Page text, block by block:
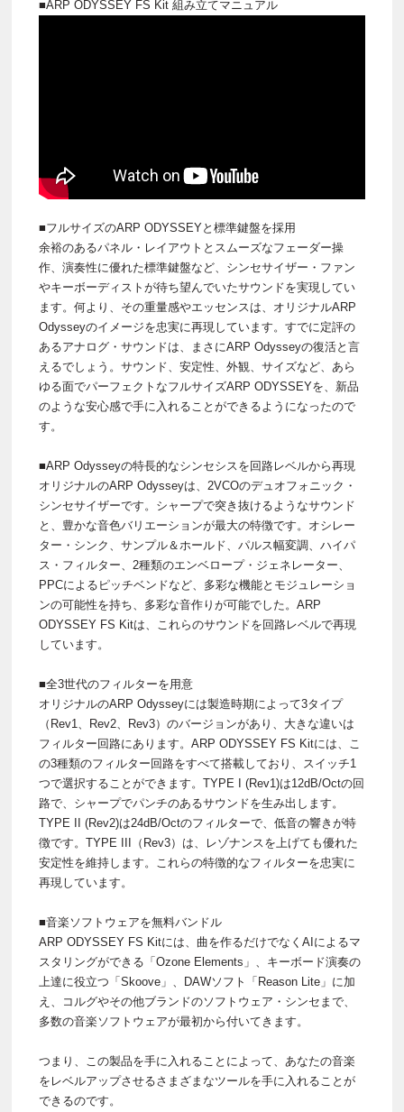
■ARP ODYSSEY FS Kit 組み立てマニュアル
■フルサイズのARP ODYSSEYと標準鍵盤を採用
余裕のあるパネル・レイアウトとスムーズなフェーダー操
作、演奏性に優れた標準鍵盤など、シンセサイザー・ファン
やキーボーディストが待ち望んでいたサウンドを実現してい
ます。何より、その重量感やエッセンスは、オリジナルARP
Odysseyのイメージを忠実に再現しています。すでに定評の
あるアナログ・サウンドは、まさにARP Odysseyの復活と言
えるでしょう。サウンド、安定性、外観、サイズなど、あら
ゆる面でパーフェクトなフルサイズARP ODYSSEYを、新品
のような安心感で手に入れることができるようになったので
す。
■ARP Odysseyの特長的なシンセシスを回路レベルから再現
オリジナルのARP Odysseyは、2VCOのデュオフォニック・
シンセサイザーです。シャープで突き抜けるようなサウンド
と、豊かな音色バリエーションが最大の特徴です。オシレー
ター・シンク、サンプル＆ホールド、パルス幅変調、ハイパ
ス・フィルター、2種類のエンベロープ・ジェネレーター、
PPCによるピッチベンドなど、多彩な機能とモジュレーショ
ンの可能性を持ち、多彩な音作りが可能でした。ARP
ODYSSEY FS Kitは、これらのサウンドを回路レベルで再現
しています。
■全3世代のフィルターを用意
オリジナルのARP Odysseyには製造時期によって3タイプ
（Rev1、Rev2、Rev3）のバージョンがあり、大きな違いは
フィルター回路にあります。ARP ODYSSEY FS Kitには、こ
の3種類のフィルター回路をすべて搭載しており、スイッチ1
つで選択することができます。TYPE I (Rev1)は12dB/Octの回
路で、シャープでパンチのあるサウンドを生み出します。
TYPE II (Rev2)は24dB/Octのフィルターで、低音の響きが特
徴です。TYPE III（Rev3）は、レゾナンスを上げても優れた
安定性を維持します。これらの特徴的なフィルターを忠実に
再現しています。
■音楽ソフトウェアを無料バンドル
ARP ODYSSEY FS Kitには、曲を作るだけでなくAIによるマ
スタリングができる「Ozone Elements」、キーボード演奏の
上達に役立つ「Skoove」、DAWソフト「Reason Lite」に加
え、コルグやその他ブランドのソフトウェア・シンセまで、
多数の音楽ソフトウェアが最初から付いてきます。
つまり、この製品を手に入れることによって、あなたの音楽
をレベルアップさせるさまざまなツールを手に入れることが
できるのです。